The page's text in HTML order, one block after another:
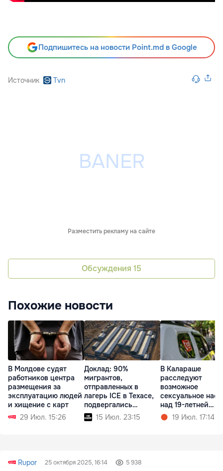
Подпишитесь на новости Point.md в Google
Источник Tvn
Разместить рекламу на сайте
Обсуждения 15
Похожие новости
В Молдове судят
работников центра
размещения за
эксплуатацию людей
и хищение с карт
29 Июл. 15:26
Доклад: 90%
мигрантов,
отправленных в
лагерь ICE в Техасе,
подвергались
насилию
15 Июл. 23:15
В Калараше
расследуют
возможное
сексуальное
над 19-летней
девушкой
19 Июл. 17:14
Rupor 25 октября 2025, 16:14 5 938